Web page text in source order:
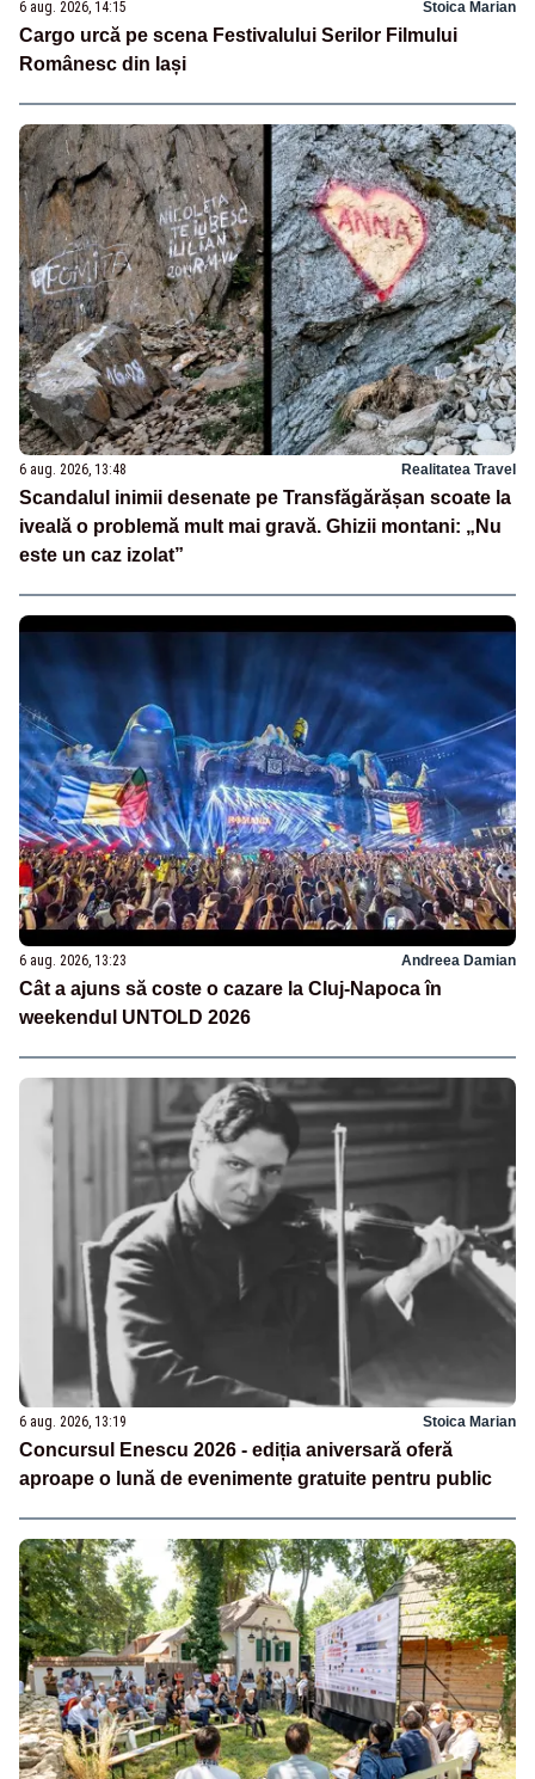
6 aug. 2026, 14:15 Stoica Marian
Cargo urcă pe scena Festivalului Serilor Filmului
Românesc din Iași
6 aug. 2026, 13:48 Realitatea Travel
Scandalul inimii desenate pe Transfăgărășan scoate la
iveală o problemă mult mai gravă. Ghizii montani: „Nu
este un caz izolat”
6 aug. 2026, 13:23 Andreea Damian
Cât a ajuns să coste o cazare la Cluj-Napoca în
weekendul UNTOLD 2026
6 aug. 2026, 13:19 Stoica Marian
Concursul Enescu 2026 - ediția aniversară oferă
aproape o lună de evenimente gratuite pentru public